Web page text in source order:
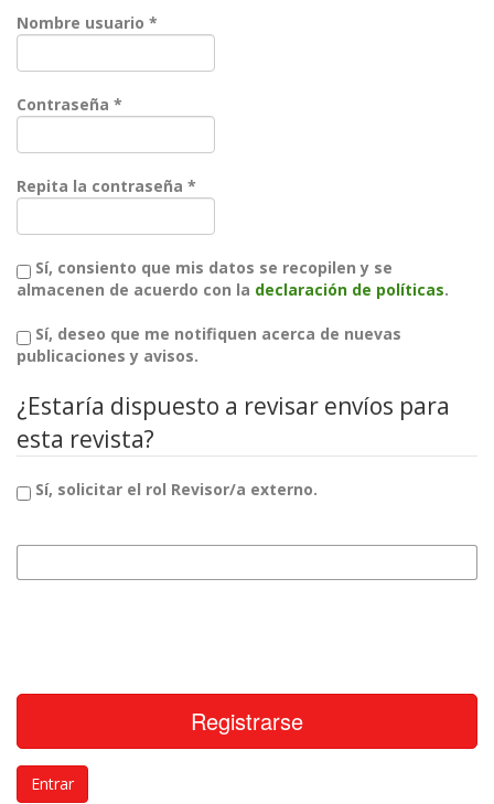
Nombre usuario *
Contraseña *
Repita la contraseña *
almacenen de acuerdo con la declaración de políticas.
publicaciones y avisos.
¿Estaría dispuesto a revisar envíos para
esta revista?
Sí, solicitar el rol Revisor/a externo.
Registrarse
Entrar